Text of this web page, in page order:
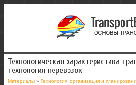
Технологическая характеристика
технология перевозок
Материалы » Технология, организация и